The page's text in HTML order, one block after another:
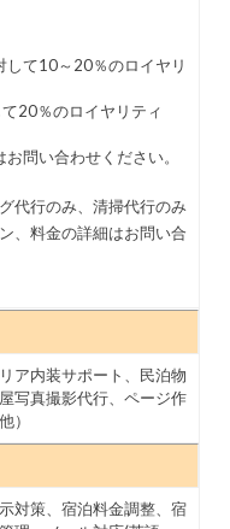
して10～20％のロイヤリ
20％のロイヤリティ
問い合わせください。
代行のみ、清掃代行のみ
、料金の詳細はお問い合
ア内装サポート、民泊物
写真撮影代行、ページ作
）
対策、宿泊料金調整、宿